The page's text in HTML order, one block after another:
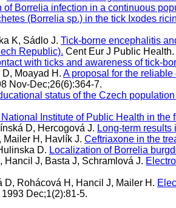
of Borrelia infection in a continuous
(Borrelia sp.) in the tick Ixodes
K, Sádlo J. Tick-borne encephalitis
Republic). Cent Eur J Public
with ticks and awareness of tick-
Moayad H. A proposal for the
Nov-Dec;26(6):364-7.
status of the Czech
Institute of Public Health in the
D, Hercogová J. Long-term
Mailer H, Havlík J. Ceftriaxone in the
D. Localization of Borrelia
Hancil J, Basta J, Schramlová J.
D, Rohácová H, Hancil J, Mailer H.
Dec;1(2):81-5.